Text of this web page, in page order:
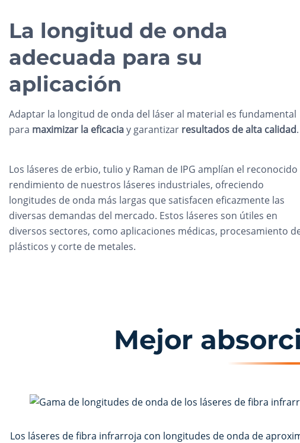
La longitud de onda
adecuada para su
aplicación
Adaptar la longitud de onda del láser al material es fundamental
para maximizar la eficaciay garantizar resultados de alta calidad.
Los láseres de erbio, tulio y Raman de IPG amplían el reconocido
rendimiento de nuestros láseres industriales, ofreciendo
longitudes de onda más largas que satisfacen eficazmente las
diversas demandas del mercado. Estos láseres son útiles en
diversos sectores, como aplicaciones médicas, procesamiento
plásticos y corte de metales.
Mejor
Los láseres de fibra infrarroja con longitudes de onda de